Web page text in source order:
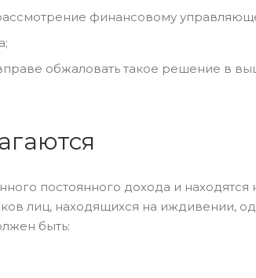
финансовому
обжаловать такое решение в
постоянного дохода и находятся
лиц, находящихся на иждивении,
быть: